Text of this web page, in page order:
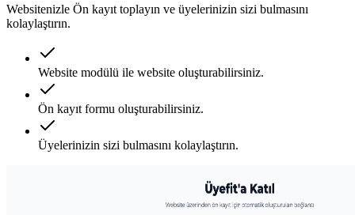
Websitenizle Ön kayıt toplayın ve üyelerinizin sizi bulmasını
kolaylaştırın.
Website modülü ile website oluşturabilirsiniz.
Ön kayıt formu oluşturabilirsiniz.
Üyelerinizin sizi bulmasını kolaylaştırın.